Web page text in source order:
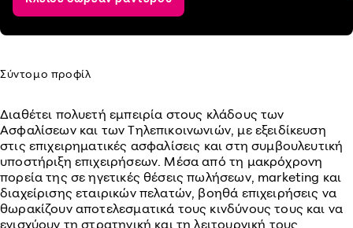
Σύντομο προφίλ
Διαθέτει πολυετή εμπειρία στους κλάδους των
Ασφαλίσεων και των Τηλεπικοινωνιών, με εξειδίκευση
στις επιχειρηματικές ασφαλίσεις και στη συμβουλευτική
υποστήριξη επιχειρήσεων. Μέσα από τη μακρόχρονη
πορεία της σε ηγετικές θέσεις πωλήσεων, marketing και
διαχείρισης εταιρικών πελατών, βοηθά επιχειρήσεις να
θωρακίζουν αποτελεσματικά τους κινδύνους τους και να
ενισχύουν τη στρατηγική και τη λειτουργική τους